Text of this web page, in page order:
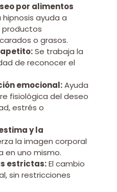
por alimentos
hipnosis ayuda a
productos
o grasos.
Se trabaja la
de reconocer el
emocional:Ayuda
fisiológica del deseo
estrés o
y la
la imagen corporal
en uno mismo.
estrictas:El cambio
sin restricciones